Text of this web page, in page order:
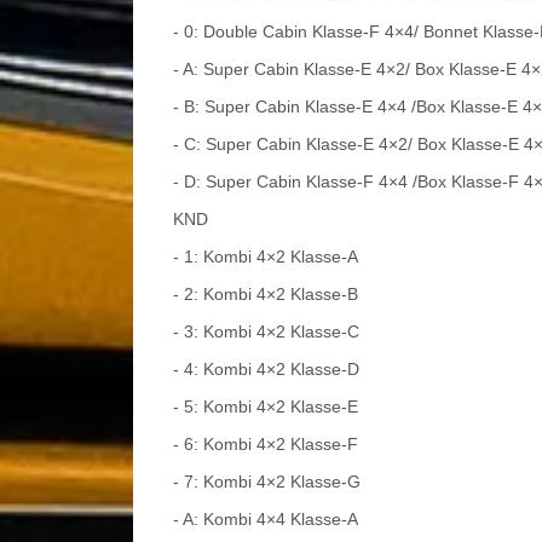
- 0: Double Cabin Klasse-F 4×4/ Bonnet
- A: Super Cabin Klasse-E 4×2/ Box Klasse-E
- B: Super Cabin Klasse-E 4×4 /Box Klasse-E
- C: Super Cabin Klasse-E 4×2/ Box Klasse-E
- D: Super Cabin Klasse-F 4×4 /Box Klasse-F
KND
- 1: Kombi 4×2 Klasse-A
- 2: Kombi 4×2 Klasse-B
- 3: Kombi 4×2 Klasse-C
- 4: Kombi 4×2 Klasse-D
- 5: Kombi 4×2 Klasse-E
- 6: Kombi 4×2 Klasse-F
- 7: Kombi 4×2 Klasse-G
- A: Kombi 4×4 Klasse-A